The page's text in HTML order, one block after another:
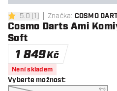
5 hodnoticí hvězdičky
5.0 [1] Značka: COSMO
Cosmo Darts Ami
Soft
1 849Kč
Není skladem
Vyberte možnost: